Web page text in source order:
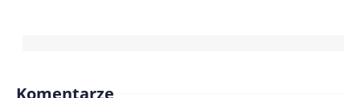
Komentarze